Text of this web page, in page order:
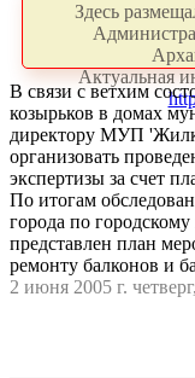
Здесь
Актуальная
В связи с ветхим
козырьков в домах
директору МУП
организовать
экспертизы за счет
По итогам
города по
представлен план
ремонту балконов и
2 июня 2005 г.